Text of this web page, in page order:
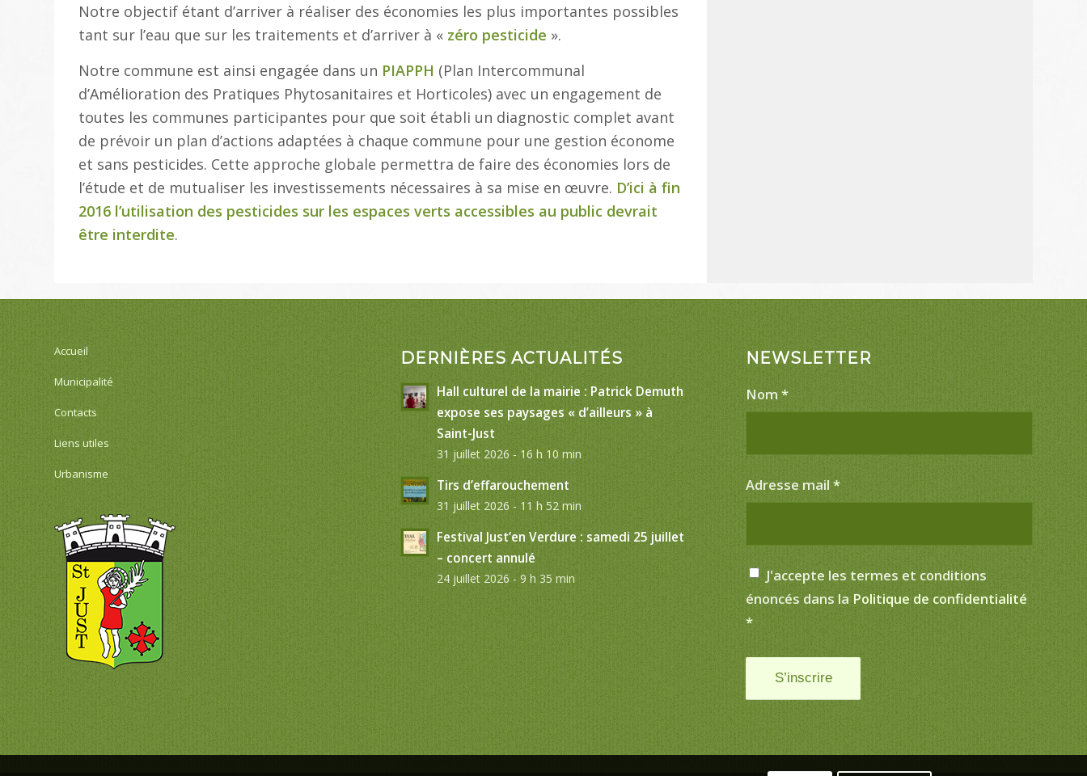
Notre objectif étant d’arriver à réaliser des économies les plus importantes possibles
tant sur l’eau que sur les traitements et d’arriver à « zéro pesticide ».
Notre commune est ainsi engagée dans un PIAPPH (Plan Intercommunal
d’Amélioration des Pratiques Phytosanitaires et Horticoles) avec un engagement de
toutes les communes participantes pour que soit établi un diagnostic complet avant
de prévoir un plan d’actions adaptées à chaque commune pour une gestion économe
et sans pesticides. Cette approche globale permettra de faire des économies lors de
l’étude et de mutualiser les investissements nécessaires à sa mise en œuvre. D’ici à fin
2016 l’utilisation des pesticides sur les espaces verts accessibles au public devrait
être interdite.
Accueil
Municipalité
Contacts
Liens utiles
Urbanisme
DERNIÈRES ACTUALITÉS
Hall culturel de la mairie : Patrick Demuth
expose ses paysages « d’ailleurs » à
Saint-Just
31 juillet 2026 - 16 h 10 min
Tirs d’effarouchement
31 juillet 2026 - 11 h 52 min
Festival Just’en Verdure : samedi 25 juillet
– concert annulé
24 juillet 2026 - 9 h 35 min
NEWSLETTER
Nom*
Adresse mail*
J'accepte les termes et conditions
énoncés dans la Politique de confidentialité
*